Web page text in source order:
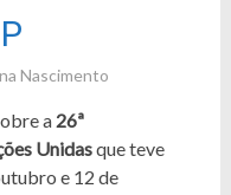
Nascimento
a 26ª
Unidasque teve
e 12 de